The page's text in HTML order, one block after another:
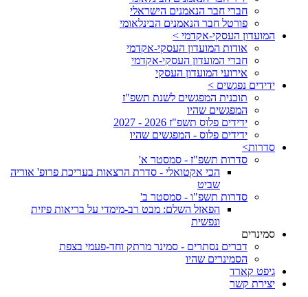
חברי חבר הנאמנים הישראלי
פורטל חבר הנאמנים הבינלאומי
המועדון העסקי-אקדמי >
אודות המועדון העסקי-אקדמי
חברי המועדון העסקי-אקדמי
אירועי המועדון העסקי
ידידים נפגשים >
תוכנית המפגשים לשנת תשפ"ז
המפגשים שהיו
ידידים פלוס תשפ"ז 2026 - 2027
ידידים פלוס - המפגשים שהיו
סדרות>
סדרות תשפ"ז - סמסטר א'
הכי אקטואלי - סדרת הרצאות בעריכת פרופ' אוריה
שביט
סדרות תשפ"ו - סמסטר ב'
הפאזל השלם: מבט רב-מימדי על בריאות פיזית
ונפשית
סמינרים
דברים נסתרים - סמינר מרתק וחד-פעמי בצפת
הסמינרים שהיו
גיפט קארד
יצירת קשר